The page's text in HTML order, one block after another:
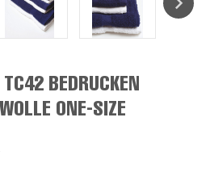
BEDRUCKEN
ONE-SIZE